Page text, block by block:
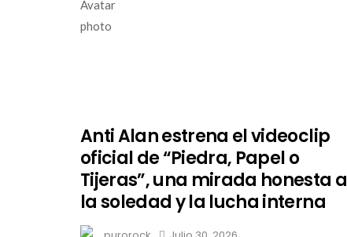
Anti Alan estrena el videoclip
oficial de “Piedra, Papel o
Tijeras”, una mirada honesta a
la soledad y la lucha interna